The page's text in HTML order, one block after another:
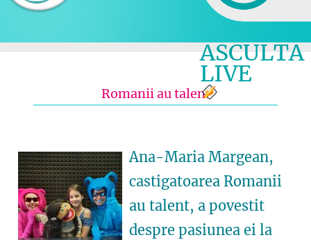
ASCULTA
LIVE
Romanii au talent
Ana-Maria Margean,
castigatoarea Romanii
au talent, a povestit
despre pasiunea ei la